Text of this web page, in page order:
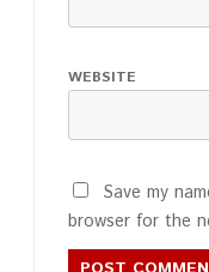
WEBSITE
Save my
browser for the